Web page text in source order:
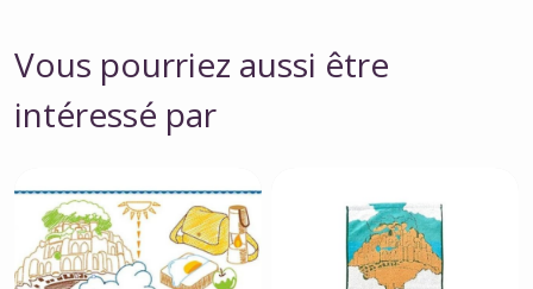
Vous pourriez aussi être
intéressé par